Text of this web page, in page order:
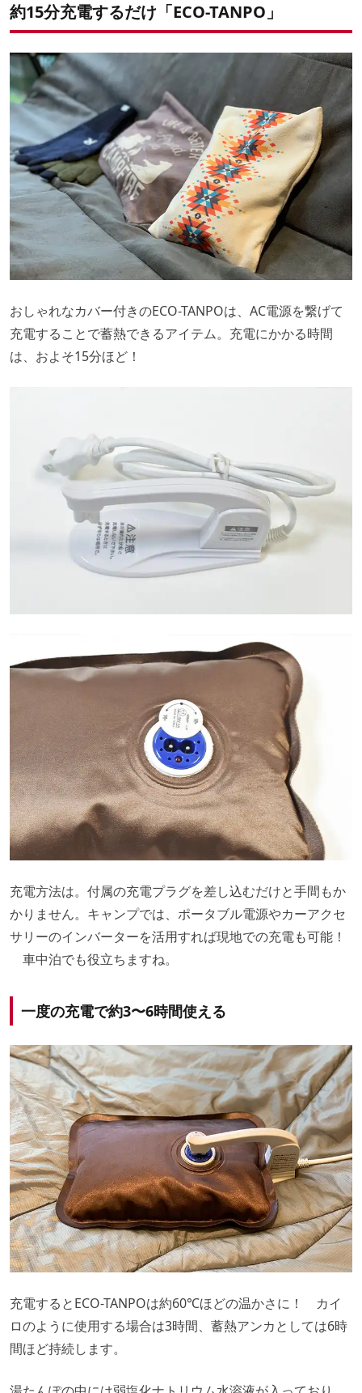
約15分充電するだけ「ECO-TANPO」
おしゃれなカバー付きのECO-TANPOは、AC電源を繋げて
充電することで蓄熱できるアイテム。充電にかかる時間
は、およそ15分ほど！
充電方法は。付属の充電プラグを差し込むだけと手間もか
かりません。キャンプでは、ポータブル電源やカーアクセ
サリーのインバーターを活用すれば現地での充電も可能！
車中泊でも役立ちますね。
一度の充電で約3〜6時間使える
充電するとECO-TANPOは約60℃ほどの温かさに！ カイ
ロのように使用する場合は3時間、蓄熱アンカとしては6時
間ほど持続します。